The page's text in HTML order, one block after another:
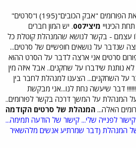
להנהלת הפורומים שלום! את הפורומים "אבק הכובים"(195) ו"סרטים"
מיצי007
. יש המון חברים
עצמם - בקשר לנושא שהמנהלת קוטלת כל
שנדבר על נושאים חופשיים של סרטים...
סרטים אני ארצה לדבר על הסרט ההוא
נותנת שידברו על שחקנים.. אבל איזה מין
על השחקנים... הצענו למנהלת לחבר בין
דבר שיעשה נחת לנו...אני מבקשת
המנהלת על המשך דרכה בקשר לפורומים..
האלה... המנהלת של סרטים הקודמה
קישור לפנייה שלי... קישור של הודעה תמימה...
של המנהלת (דבר שמרתיע אנשים מלהשאיר